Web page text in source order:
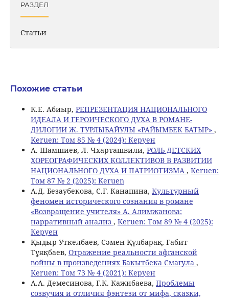
РАЗДЕЛ
Статьи
Похожие статьи
К.Е. Абиыр, РЕПРЕЗЕНТАЦИЯ НАЦИОНАЛЬНОГО
ИДЕАЛА И ГЕРОИЧЕСКОГО ДУХА В РОМАНЕ-
ДИЛОГИИ Ж. ТУРЛЫБАЙУЛЫ «РАЙЫМБЕК БАТЫР» ,
Keruen: Том 85 № 4 (2024): Керуен
А. Шамшиев, Л. Чхарташвили, РОЛЬ ДЕТСКИХ
ХОРЕОГРАФИЧЕСКИХ КОЛЛЕКТИВОВ В РАЗВИТИИ
НАЦИОНАЛЬНОГО ДУХА И ПАТРИОТИЗМА , Keruen:
Том 87 № 2 (2025): Keruen
А.Д. Безаубекова, С.Г. Канапина, Культурный
феномен исторического сознания в романе
«Возвращение учителя» А. Алимжанова:
нарративный анализ , Keruen: Том 89 № 4 (2025):
Керуен
Қыдыр Уткелбаев, Сәмен Құлбарақ, Ғабит
Тұяқбаев, Отражение реальности афганской
войны в произведениях Бакытбека Смагула ,
Keruen: Том 73 № 4 (2021): Керуен
А.А. Демесинова, Г.К. Кажибаева, Проблемы
созвучия и отличия фэнтези от мифа, сказки,